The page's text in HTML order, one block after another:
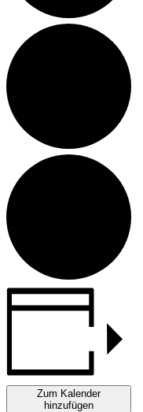
Zum Kalender
hinzufügen